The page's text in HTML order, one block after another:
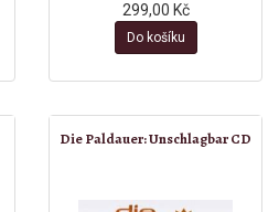
299,00 Kč
Do košíku
Die Paldauer: Unschlagbar CD